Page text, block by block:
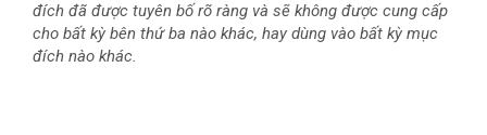
đích đã được tuyên bố rõ ràng và sẽ không được cung cấp
cho bất kỳ bên thứ ba nào khác, hay dùng vào bất kỳ mục
đích nào khác.